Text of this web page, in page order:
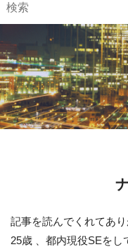
記事を読んでくれてあ
25歳 、都内現役SEをし